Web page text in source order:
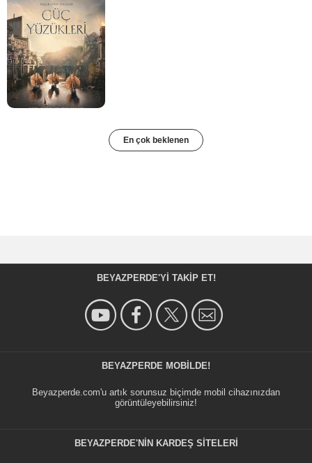
En çok beklenen
BEYAZPERDE'YI TAKIP ET!
BEYAZPERDE MOBILDE!
Beyazperde.com'u artık sorunsuz biçimde mobil cihazınızdan
görüntüleyebilirsiniz!
BEYAZPERDE'NIN KARDEŞ SİTELERİ